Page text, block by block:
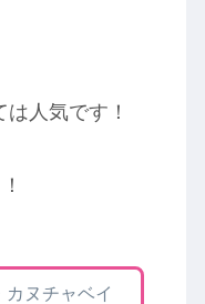
人気です！
カヌチャベイ